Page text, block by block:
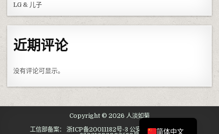
LG & 儿子
近期评论
没有评论可显示。
Copyright © 2026 人淡如菊
工信部备案： 浙ICP备20011182号-3 公安备案： 浙公网安备
简体中文